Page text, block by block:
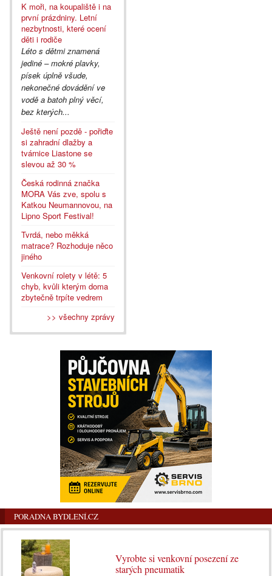
K moři, na koupaliště i na
první prázdniny. Letní
nezbytnosti, které ocení
děti i rodiče
Léto s dětmi znamená
jediné – mokré plavky,
písek úplně všude,
nekonečné dovádění ve
vodě a batoh plný věcí,
bez kterých...
Ještě není pozdě - pořiďte
si zahradní dlažby a
tvárnice Liastone se
slevou až 30 %
Česká rodinná značka
MORA Vás zve, spolu s
Katkou Neumannovou, na
Lipno Sport Festival!
Tvrdá, nebo měkká
matrace? Rozhoduje něco
jiného
Venkovní rolety v létě: 5
chyb, kvůli kterým doma
zbytečně trpíte vedrem
>> všechny zprávy
PORADNA BYDLENÍ.CZ
Vyrobte si venkovní posezení ze
starých pneumatik